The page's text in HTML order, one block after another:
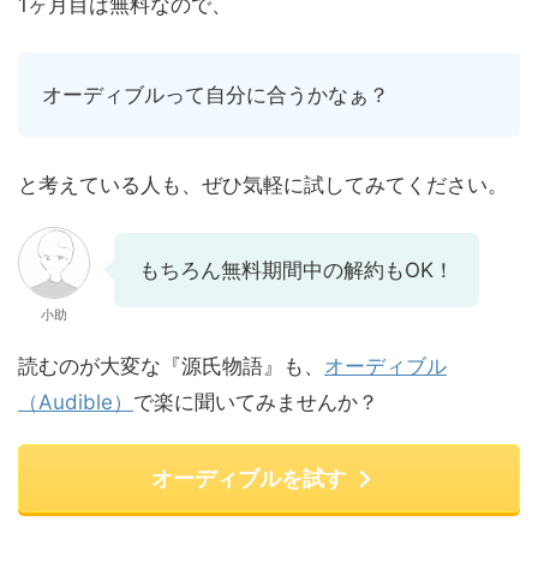
1ヶ月目は無料なので、
オーディブルって自分に合うかなぁ？
と考えている人も、ぜひ気軽に試してみてください。
小助
もちろん無料期間中の解約もOK！
読むのが大変な『源氏物語』も、 オーディブル
（Audible） で楽に聞いてみませんか？
オーディブルを試す